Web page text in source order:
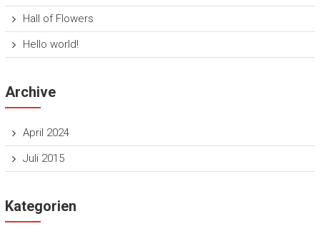
Hall of Flowers
Hello world!
Archive
April 2024
Juli 2015
Kategorien